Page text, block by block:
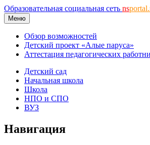
Образовательная социальная сеть ns
Меню
Обзор возможностей
Детский проект «Алые паруса»
Аттестация педагогических
Детский сад
Начальная школа
Школа
НПО и СПО
ВУЗ
Навигация